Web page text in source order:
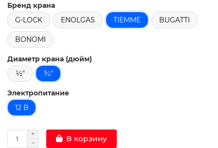
Бренд крана
G-LOCK
ENOLGAS TIEMME BUGATTI
BONOMI
Диаметр крана (дюйм)
½"
¾"
Электропитание
12 В
В корзину